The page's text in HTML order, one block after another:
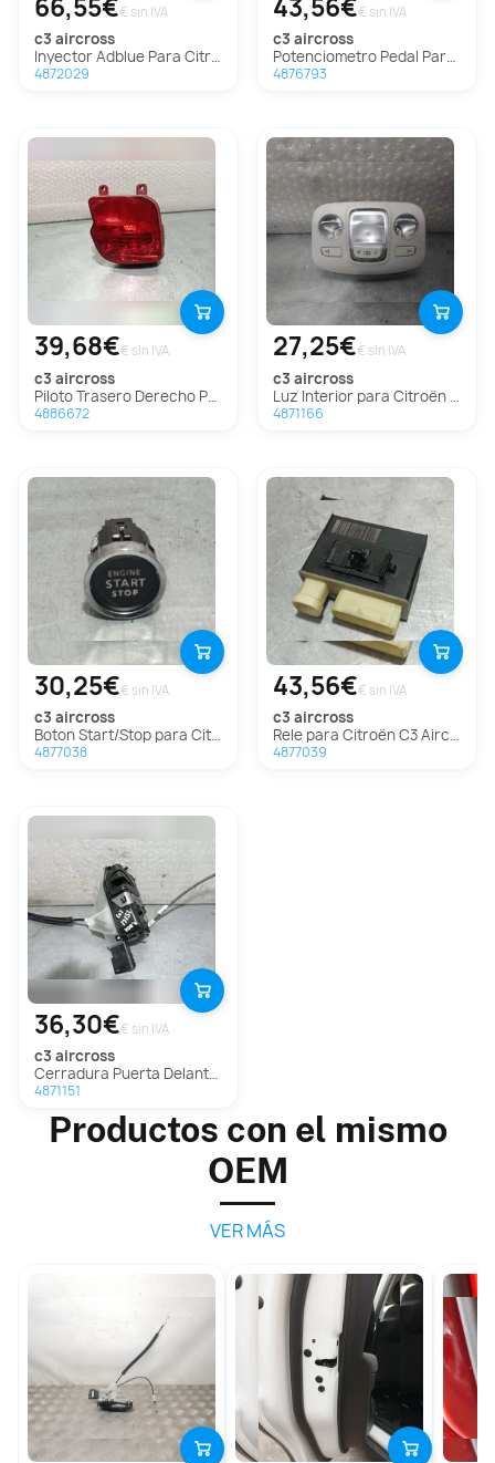
66,55€€ sin IVA
c3 aircross
Inyector Adblue Para Citroen C3 Aircross
4872029
43,56€€ sin IVA
c3 aircross
Potenciometro Pedal Para Citroen C3 Aircross
4876793
39,68€€ sin IVA
c3 aircross
Piloto Trasero Derecho Paragolpes Para Citroen C3 Aircross
4886672
27,25€€ sin IVA
c3 aircross
Luz Interior para Citroën C3 Aircross
4871166
30,25€€ sin IVA
c3 aircross
Boton Start/Stop para Citroën C3 Aircross
4877038
43,56€€ sin IVA
c3 aircross
Rele para Citroën C3 Aircross
4877039
36,30€€ sin IVA
c3 aircross
Cerradura Puerta Delantera Derecha Para Citroen C3 Aircross
4871151
Productos con el mismo
OEM
VER MÁS